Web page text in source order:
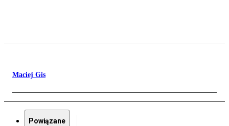
Maciej Gis
Powiązane